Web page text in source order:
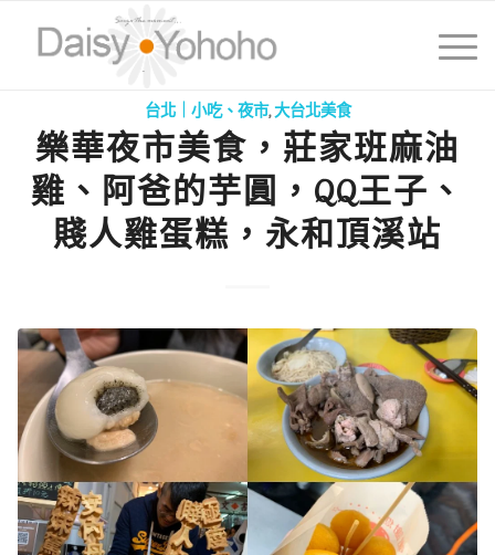
台北｜小吃、夜市,大台北美食
樂華夜市美食，莊家班麻油
雞、阿爸的芋圓，QQ王子、
賤人雞蛋糕，永和頂溪站